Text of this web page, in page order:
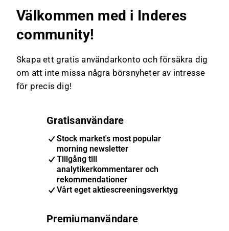
sällanköpsvaror som elektronik och varor till
hemmet.
Välkommen med i Inderes
community!
Skapa ett gratis användarkonto och försäkra dig
om att inte missa några börsnyheter av intresse
för precis dig!
Gratisanvändare
Stock market's most popular
morning newsletter
Tillgång till
analytikerkommentarer och
rekommendationer
Vårt eget aktiescreeningsverktyg
Premiumanvändare